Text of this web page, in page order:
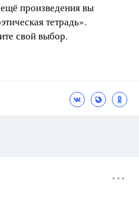
произведения вы
тетрадь».
свой выбор.